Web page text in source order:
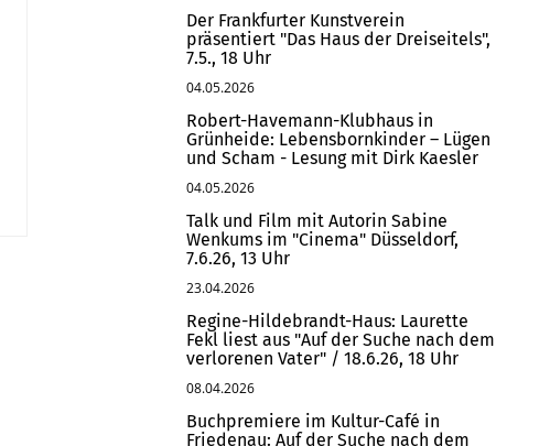
Der Frankfurter Kunstverein
präsentiert "Das Haus der Dreiseitels",
7.5., 18 Uhr
04.05.2026
Robert-Havemann-Klubhaus in
Grünheide: Lebensbornkinder – Lügen
und Scham - Lesung mit Dirk Kaesler
04.05.2026
Talk und Film mit Autorin Sabine
Wenkums im "Cinema" Düsseldorf,
7.6.26, 13 Uhr
23.04.2026
Regine-Hildebrandt-Haus: Laurette
Fekl liest aus "Auf der Suche nach dem
verlorenen Vater" / 18.6.26, 18 Uhr
08.04.2026
Buchpremiere im Kultur-Café in
Friedenau: Auf der Suche nach dem